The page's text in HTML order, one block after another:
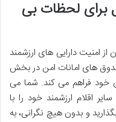
برای لحظات بی
از امنیت دارایی های ارزشمند
های امانات امن در بخش
خود فراهم می کند. شما می
اقلام ارزشمند خود را با
و بدون هیچ نگرانی، به